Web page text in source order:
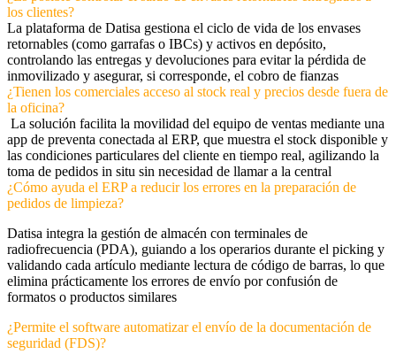
los clientes?
La plataforma de Datisa gestiona el ciclo de vida de los envases
retornables (como garrafas o IBCs) y activos en depósito,
controlando las entregas y devoluciones para evitar la pérdida de
inmovilizado y asegurar, si corresponde, el cobro de fianzas
¿Tienen los comerciales acceso al stock real y precios desde fuera de
la oficina?
La solución facilita la movilidad del equipo de ventas mediante una
app de preventa conectada al ERP, que muestra el stock disponible y
las condiciones particulares del cliente en tiempo real, agilizando la
toma de pedidos in situ sin necesidad de llamar a la central
¿Cómo ayuda el ERP a reducir los errores en la preparación de
pedidos de limpieza?
Datisa integra la gestión de almacén con terminales de
radiofrecuencia (PDA), guiando a los operarios durante el picking y
validando cada artículo mediante lectura de código de barras, lo que
elimina prácticamente los errores de envío por confusión de
formatos o productos similares
¿Permite el software automatizar el envío de la documentación de
seguridad (FDS)?